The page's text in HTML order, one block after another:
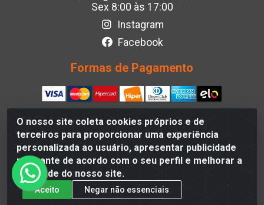
O nosso site coleta cookies próprios e de
terceiros para proporcionar uma experiência
personalizada ao usuário, apresentar publicidade
relevante de acordo com o seu perfil e melhorar a
qualidade do nosso site.
Aceito
Negar não essenciais
Sex 8:00 às 17:00
Instagram
Facebook
Formas de Pagamento
Eletroflash - R. Maj. Justino da Silveira, 202 - Afogados,
Recife - PE, 50830-390, Brazil - CNPJ 05.012.582/0001-40